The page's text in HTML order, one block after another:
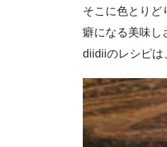
そこに色とりど
癖になる美味し
diidiiのレシピは